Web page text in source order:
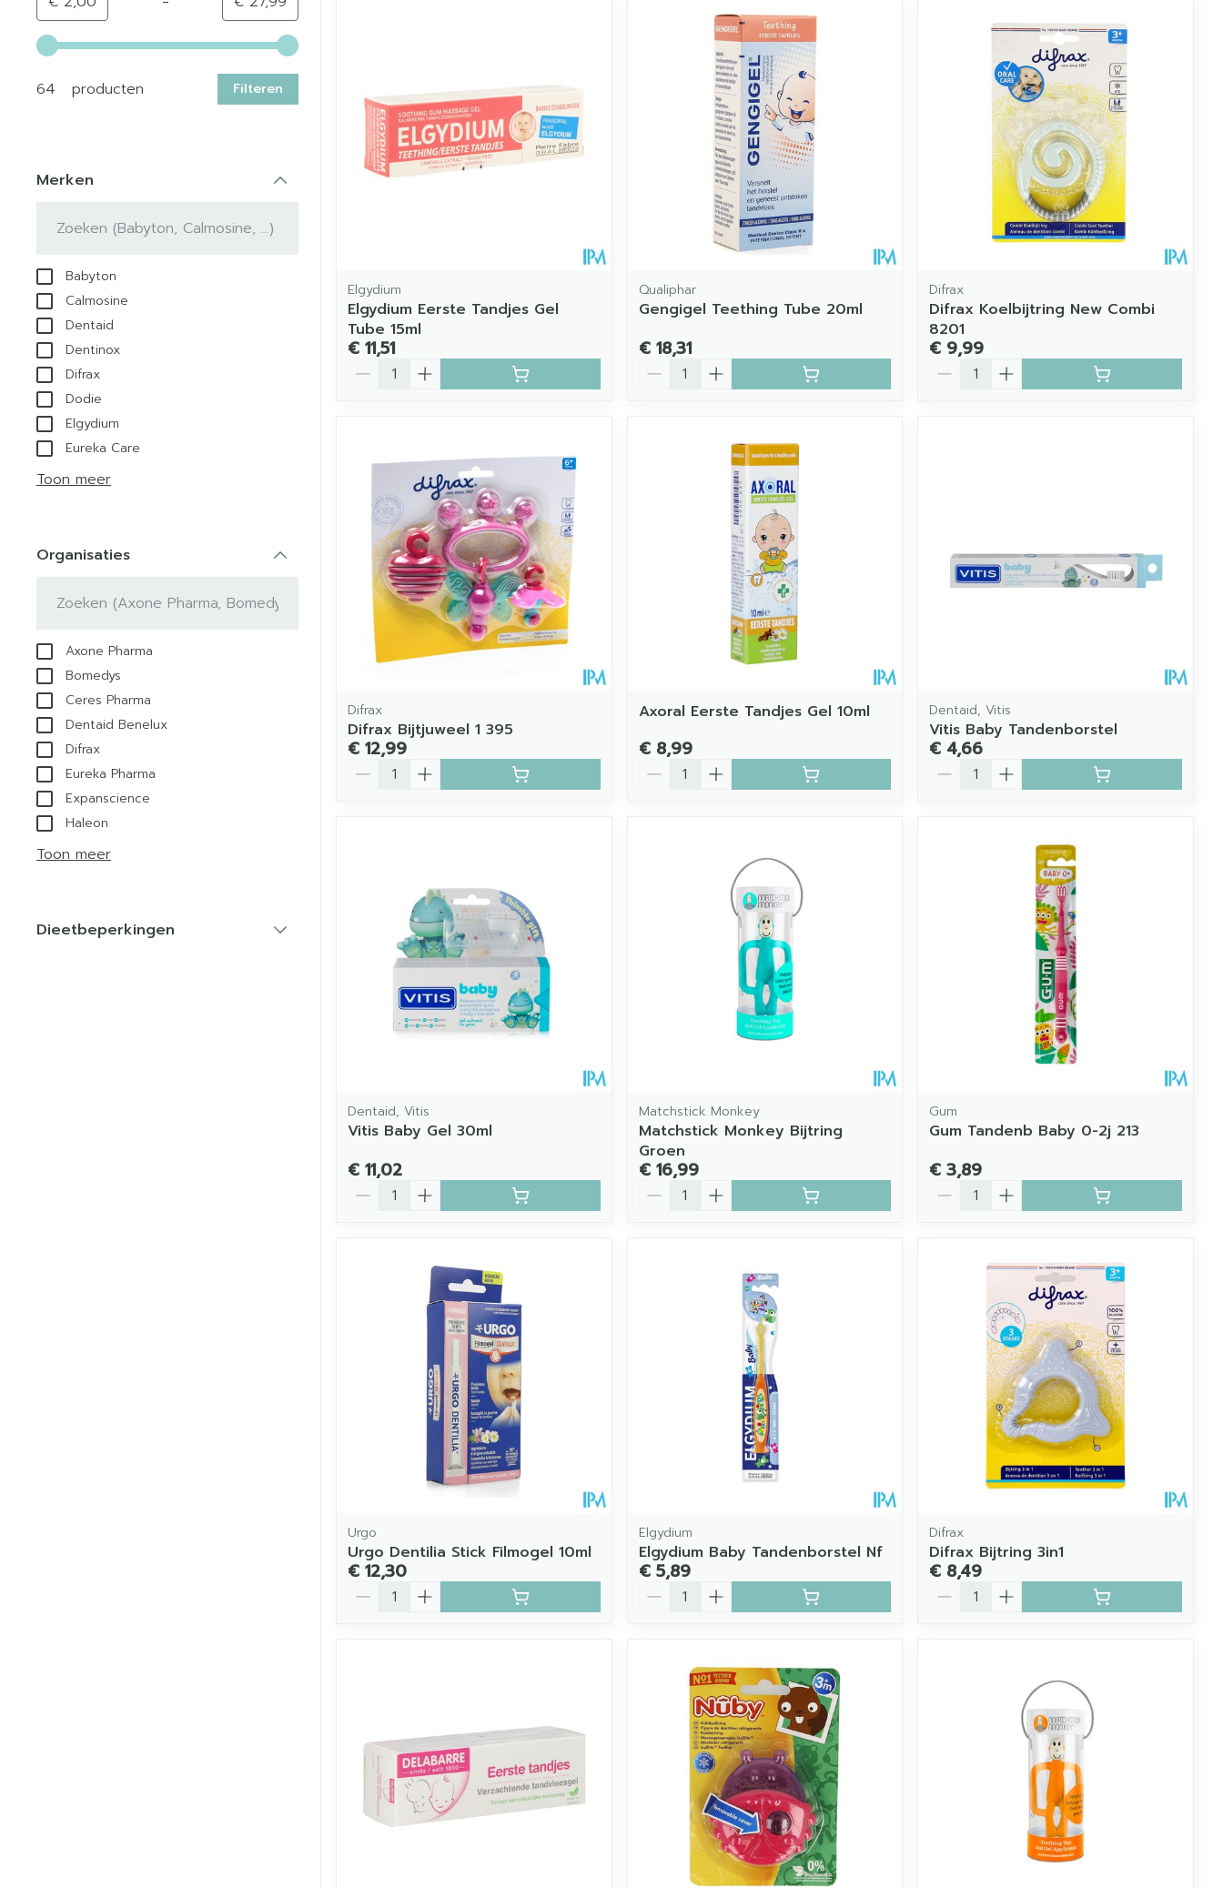
Gebruik de pijltjestoetsen links en rechts om de minimale en maximale prijswaarden aan te passen.
64 producten
Filteren
Merken
Babyton
Calmosine
Dentaid
Dentinox
Difrax
Dodie
Elgydium
Eureka Care
Toon meer
Organisaties
Axone Pharma
Bomedys
Ceres Pharma
Dentaid Benelux
Difrax
Eureka Pharma
Expanscience
Haleon
Toon meer
Dieetbeperkingen
Elgydium
Elgydium Eerste Tandjes Gel
Tube 15ml
€ 11,51
Aantal
Qualiphar
Gengigel Teething Tube 20ml
€ 18,31
Aantal
Difrax
Difrax Koelbijtring New Combi
8201
€ 9,99
Aantal
Difrax
Difrax Bijtjuweel 1 395
€ 12,99
Aantal
Axoral Eerste Tandjes Gel 10ml
€ 8,99
Aantal
Dentaid, Vitis
Vitis Baby Tandenborstel
€ 4,66
Aantal
Dentaid, Vitis
Vitis Baby Gel 30ml
€ 11,02
Aantal
Matchstick Monkey
Matchstick Monkey Bijtring
Groen
€ 16,99
Aantal
Gum
Gum Tandenb Baby 0-2j 213
€ 3,89
Aantal
Urgo
Urgo Dentilia Stick Filmogel 10ml
€ 12,30
Aantal
Elgydium
Elgydium Baby Tandenborstel Nf
€ 5,89
Aantal
Difrax
Difrax Bijtring 3in1
€ 8,49
Aantal